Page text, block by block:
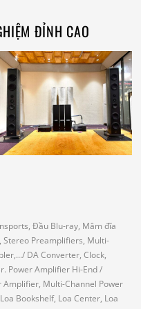
ĐỈNH CAO
Đầu Blu-ray, Mâm đĩa
Stereo Preamplifiers, Multi-
/ DA Converter, Clock,
Power Amplifier Hi-End/
Multi-Channel Power
Bookshelf, Loa Center, Loa